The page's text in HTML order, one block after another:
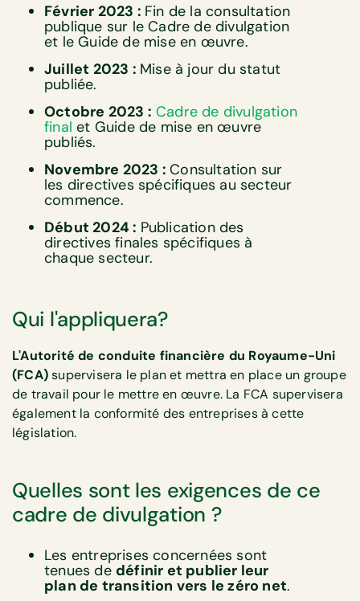
Février 2023 : Fin de la consultation
publique sur le Cadre de divulgation
et le Guide de mise en œuvre.
Juillet 2023 : Mise à jour du statut
publiée.
Octobre 2023 : Cadre de divulgation
final et Guide de mise en œuvre
publiés.
Novembre 2023 :Consultation sur
les directives spécifiques au secteur
commence.
Début 2024 : Publication des
directives finales spécifiques à
chaque secteur.
Qui l'appliquera?
L'Autorité de conduite financière du Royaume-Uni
(FCA)supervisera le plan et mettra en place un groupe
de travail pour le mettre en œuvre. La FCA supervisera
également la conformité des entreprises à cette
législation.
Quelles sont les exigences de ce
cadre de divulgation ?
Les entreprises concernées sont
tenues de définir et publier leur
plan de transition vers le zéro net.